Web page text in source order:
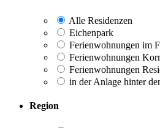
Alle Residenzen
Eichenpark
Ferienwohnungen im
Ferienwohnungen
Ferienwohnungen
in der Anlage hinter
Region